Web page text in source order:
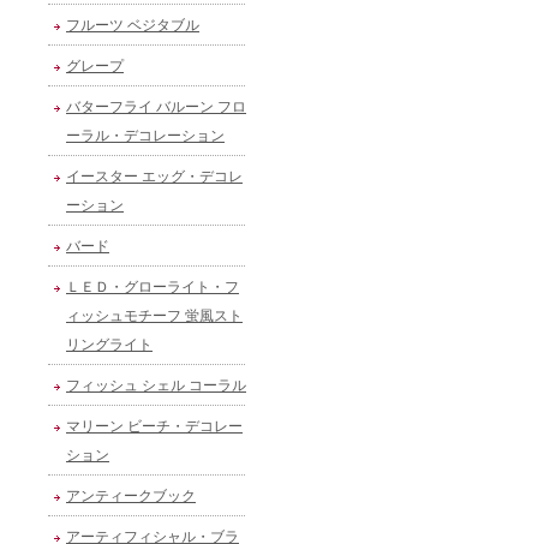
フルーツ ベジタブル
グレープ
バターフライ バルーン フロ
ーラル・デコレーション
イースター エッグ・デコレ
ーション
バード
ＬＥＤ・グローライト・フ
ィッシュモチーフ 蛍風スト
リングライト
フィッシュ シェル コーラル
マリーン ビーチ・デコレー
ション
アンティークブック
アーティフィシャル・ブラ